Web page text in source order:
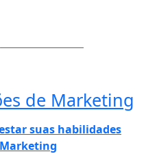
de Marketing
suas habilidades